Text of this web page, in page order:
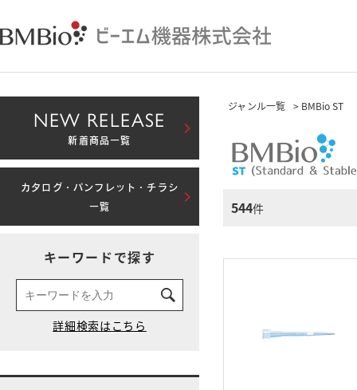
ジャンル一覧 > BMBio ST
544件
NEW RELEASE
新着商品一覧
カタログ・パンフレット・チラシ
一覧
キーワードで探す